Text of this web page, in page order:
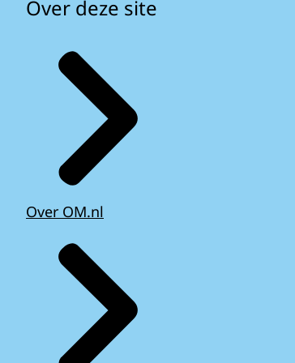
Over deze site
Over OM.nl